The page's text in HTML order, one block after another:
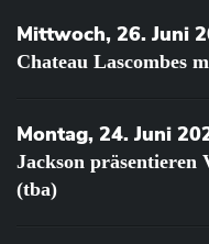
Mittwoch, 26. Juni
Chateau Lascombes
Montag, 24. Juni
Jackson präsentieren
(tba)